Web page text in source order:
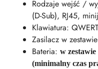
Rodzaje wejść /
(D-Sub), RJ45,
Klawiatura:
Zasilacz w
Bateria: w
(minimalny czas